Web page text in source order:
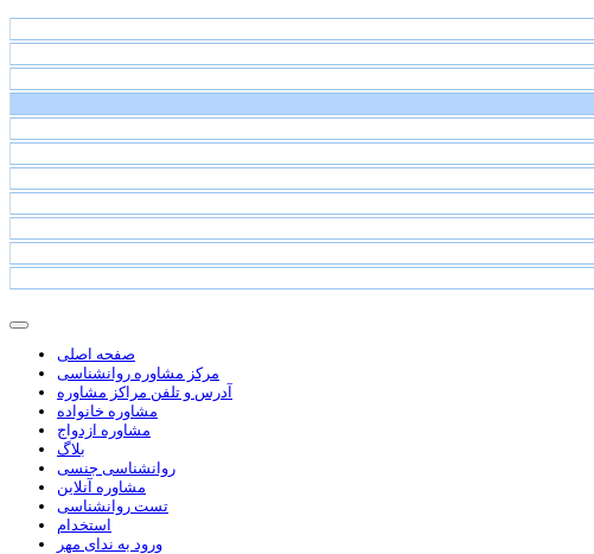
صفحه اصلی
مرکز مشاوره روانشناسی
آدرس و تلفن مراکز مشاوره
مشاوره خانواده
مشاوره ازدواج
بلاگ
روانشناسی جنسی
مشاوره آنلاین
تست روانشناسی
استخدام
ورود به ندای مهر